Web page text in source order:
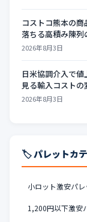
コストコ熊本の
落ちる高積み陳列
2026年8月3日
日米協調介入で
見る輸入コストの
2026年8月3日
🏷️ パレットカ
小ロット激安パレ
1,200円以下激安